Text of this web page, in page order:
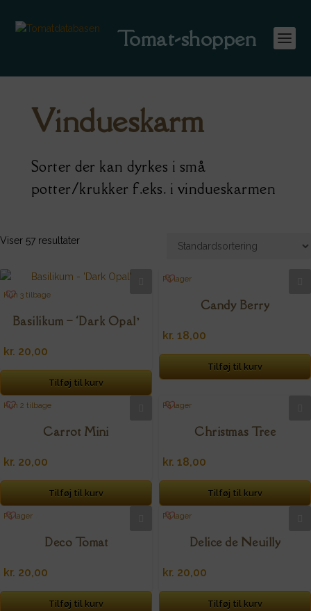
Tomat-shoppen
Vindueskarm
Sorter der kan dyrkes i små
potter/krukker f.eks. i vindueskarmen
Viser 57 resultater
Kun 3 tilbage
Basilikum – ‘Dark Opal’
kr. 20,00
Tilføj til kurv
På lager
Candy Berry
kr. 18,00
Tilføj til kurv
Kun 2 tilbage
Carrot Mini
kr. 20,00
Tilføj til kurv
På lager
Christmas Tree
kr. 18,00
Tilføj til kurv
På lager
Deco Tomat
kr. 20,00
Tilføj til kurv
På lager
Delice de Neuilly
kr. 20,00
Tilføj til kurv